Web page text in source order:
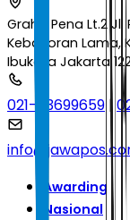
Graha Pena Lt.2 Jl.
Kebayoran Lama,
Ibukota Jakarta
021-53699659 |
Awarding
Nasional